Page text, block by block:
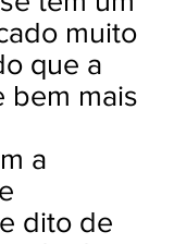
muito
que a
bem mais
a
dito de